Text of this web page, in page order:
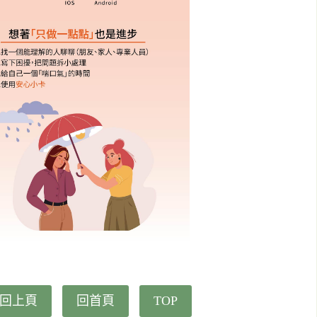
回上頁 回首頁 TOP